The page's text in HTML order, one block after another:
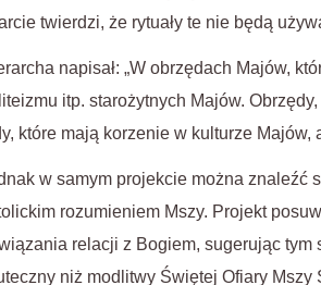
twierdzi, że rytuały te nie będą
napisał: „W obrzędach Majów,
itp. starożytnych Majów.
które mają korzenie w kulturze
w samym projekcie można znaleźć
rozumieniem Mszy. Projekt
relacji z Bogiem, sugerując
niż modlitwy Świętej Ofiary Mszy